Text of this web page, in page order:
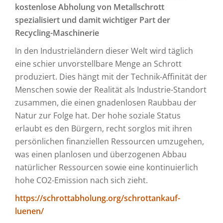
kostenlose Abholung von Metallschrott
spezialisiert und damit wichtiger Part der
Recycling-Maschinerie
In den Industrieländern dieser Welt wird täglich
eine schier unvorstellbare Menge an Schrott
produziert. Dies hängt mit der Technik-Affinität der
Menschen sowie der Realität als Industrie-Standort
zusammen, die einen gnadenlosen Raubbau der
Natur zur Folge hat. Der hohe soziale Status
erlaubt es den Bürgern, recht sorglos mit ihren
persönlichen finanziellen Ressourcen umzugehen,
was einen planlosen und überzogenen Abbau
natürlicher Ressourcen sowie eine kontinuierlich
hohe CO2-Emission nach sich zieht.
https://schrottabholung.org/schrottankauf-
luenen/